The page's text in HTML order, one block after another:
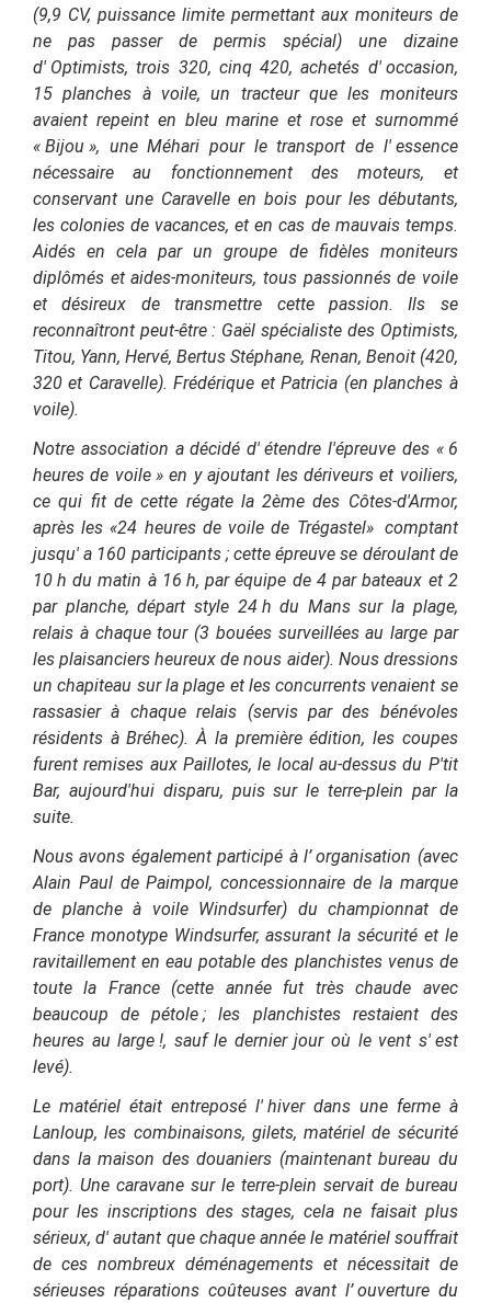
(9,9 CV, puissance limite permettant aux moniteurs de
ne pas passer de permis spécial) une dizaine
d' Optimists, trois 320, cinq 420, achetés d' occasion,
15 planches à voile, un tracteur que les moniteurs
avaient repeint en bleu marine et rose et surnommé
« Bijou », une Méhari pour le transport de l' essence
nécessaire au fonctionnement des moteurs, et
conservant une Caravelle en bois pour les débutants,
les colonies de vacances, et en cas de mauvais temps.
Aidés en cela par un groupe de fidèles moniteurs
diplômés et aides-moniteurs, tous passionnés de voile
et désireux de transmettre cette passion. Ils se
reconnaîtront peut-être : Gaël spécialiste des Optimists,
Titou, Yann, Hervé, Bertus Stéphane, Renan, Benoit (420,
320 et Caravelle).Frédérique et Patricia (en planches à
voile).
Notre association a décidé d' étendre l'épreuve des « 6
heures de voile » en y ajoutant les dériveurs et voiliers,
ce qui fit de cette régate la 2ème des Côtes-d'Armor,
après les «24 heures de voile de Trégastel» comptant
jusqu' a 160 participants ; cette épreuve se déroulant de
10 h du matin à 16 h, par équipe de 4 par bateaux et 2
par planche, départ style 24 h du Mans sur la plage,
relais à chaque tour (3 bouées surveillées au large par
les plaisanciers heureux de nous aider). Nous dressions
un chapiteau sur la plage et les concurrents venaient se
rassasier à chaque relais (servis par des bénévoles
résidents à Bréhec). À la première édition, les coupes
furent remises aux Paillotes, le local au-dessus du P'tit
Bar, aujourd'hui disparu, puis sur le terre-plein par la
suite.
Nous avons également participé à l’ organisation (avec
Alain Paul de Paimpol, concessionnaire de la marque
de planche à voile Windsurfer) du championnat de
France monotype Windsurfer, assurant la sécurité et le
ravitaillement en eau potable des planchistes venus de
toute la France (cette année fut très chaude avec
beaucoup de pétole ; les planchistes restaient des
heures au large !, sauf le dernier jour où le vent s' est
levé).
Le matériel était entreposé l' hiver dans une ferme à
Lanloup, les combinaisons, gilets, matériel de sécurité
dans la maison des douaniers (maintenant bureau du
port). Une caravane sur le terre-plein servait de bureau
pour les inscriptions des stages, cela ne faisait plus
sérieux, d' autant que chaque année le matériel souffrait
de ces nombreux déménagements et nécessitait de
sérieuses réparations coûteuses avant l’ ouverture du